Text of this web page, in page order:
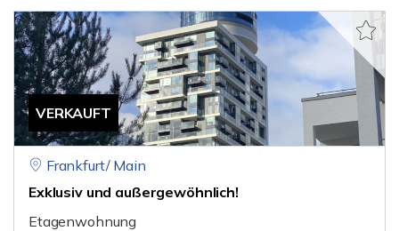
VERKAUFT
Frankfurt/ Main
Exklusiv und außergewöhnlich!
Etagenwohnung